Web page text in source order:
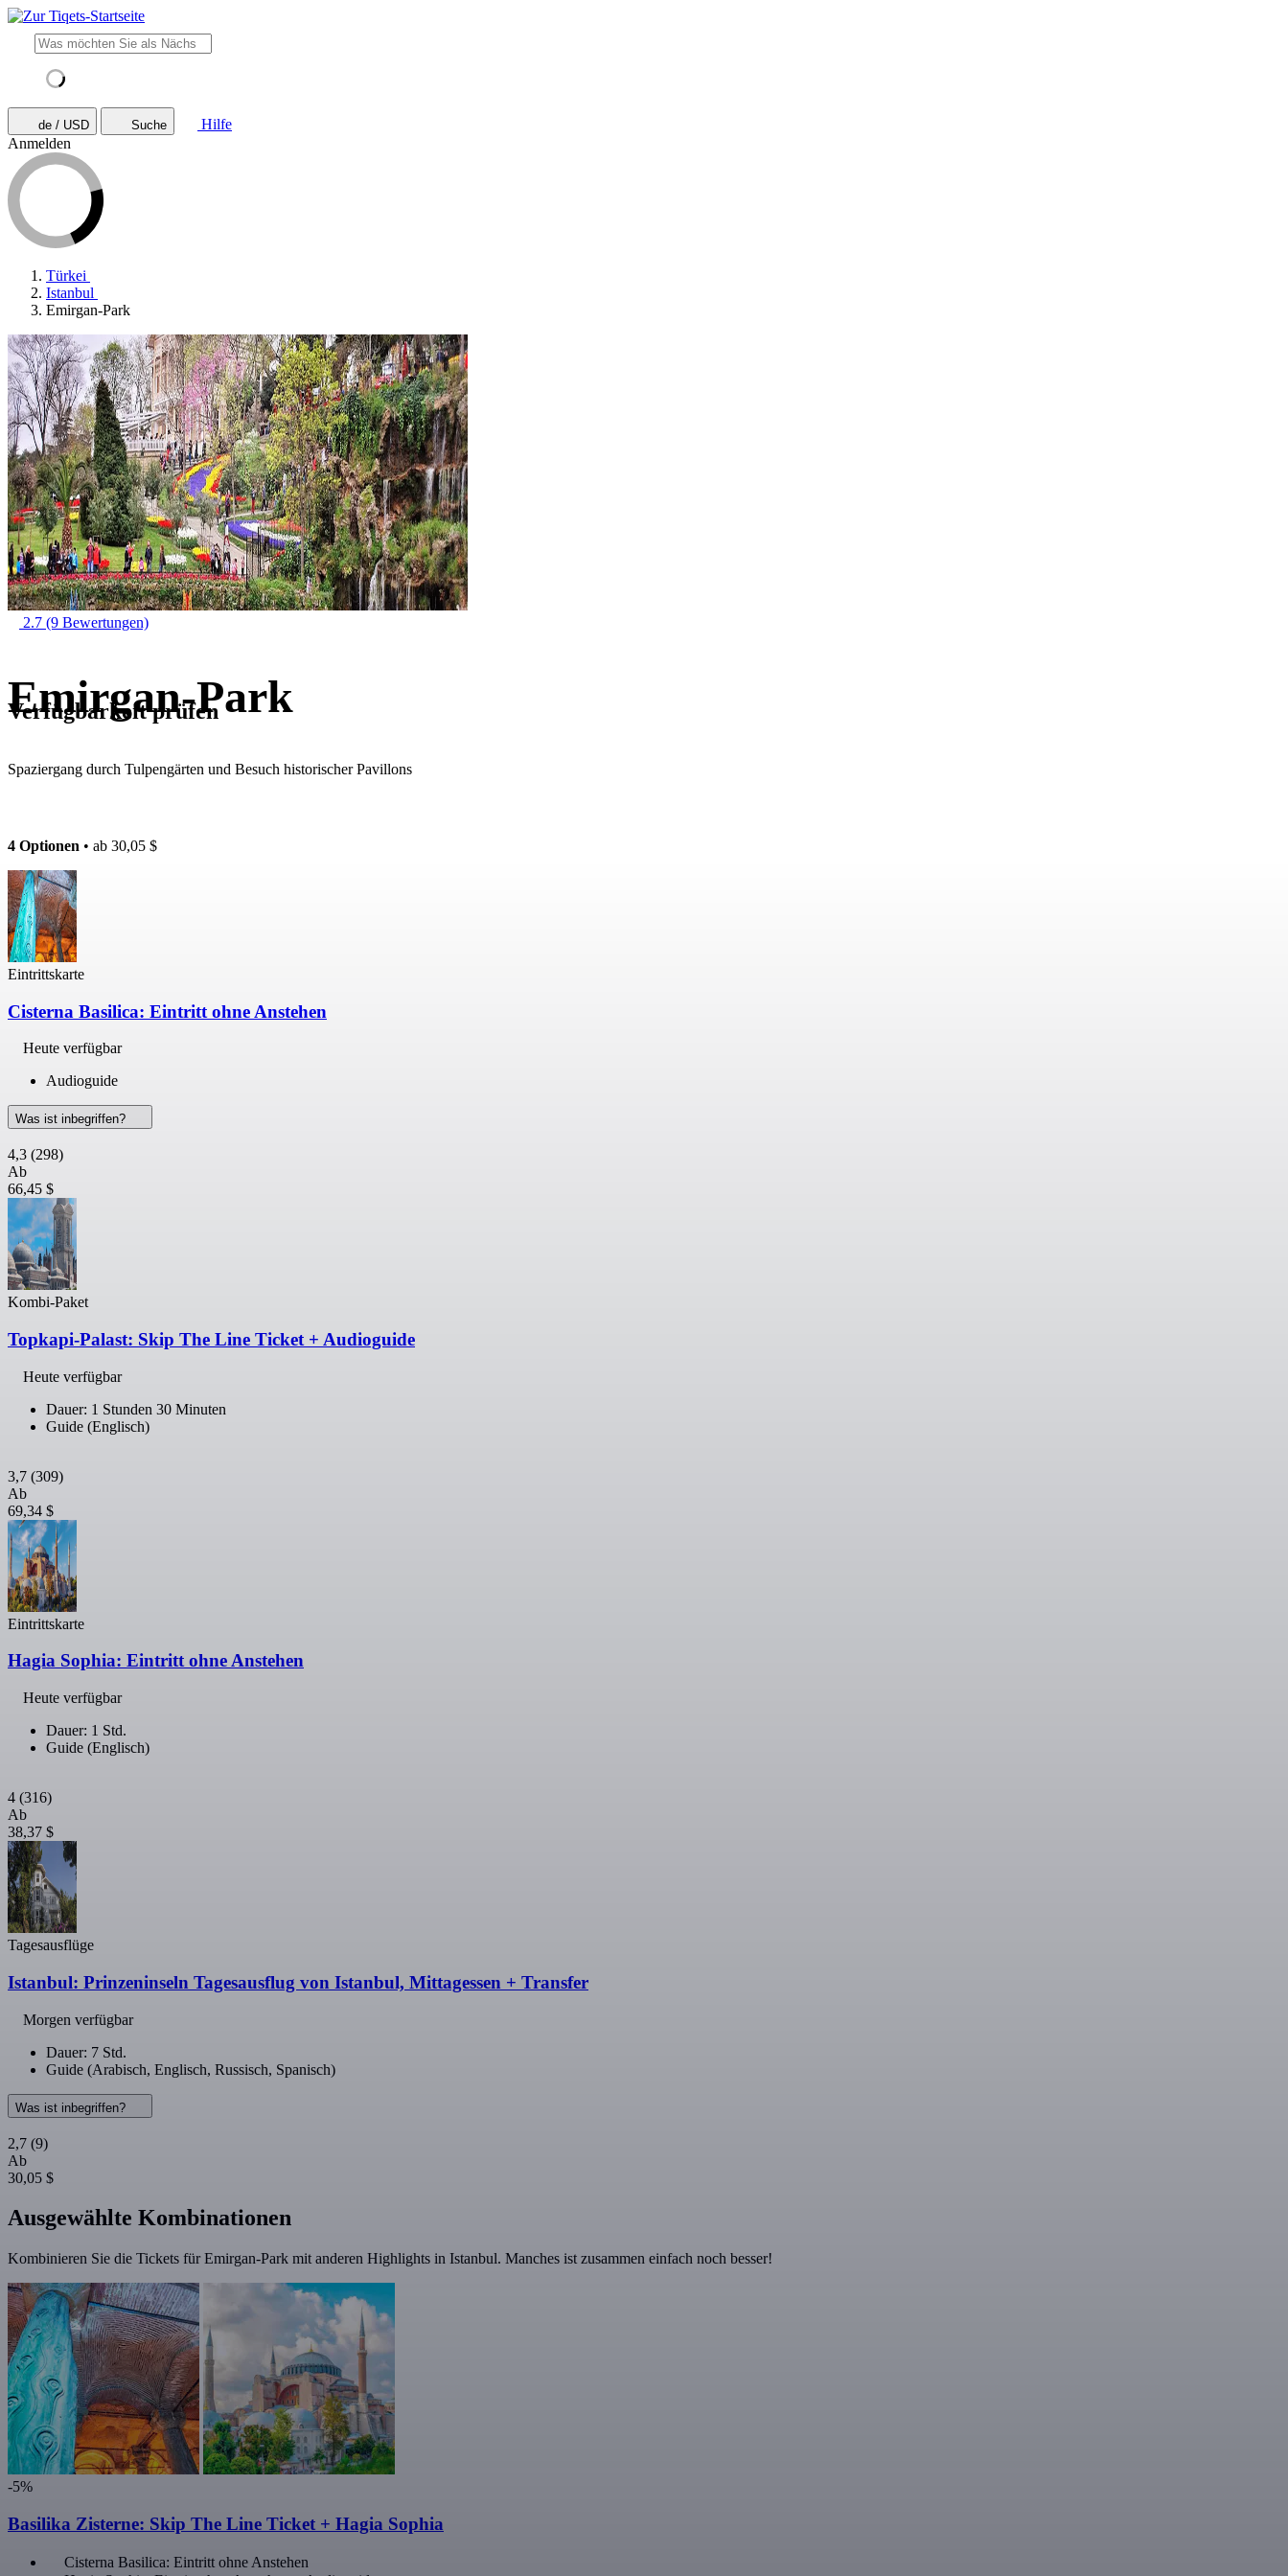
de / USD Suche
Hilfe
Anmelden
Türkei
Istanbul
Emirgan-Park
2.7 (9 Bewertungen)
Emirgan-Park
Spaziergang durch Tulpengärten und Besuch historischer Pavillons
Verfügbarkeit prüfen
4 Optionen • ab 30,05 $
Eintrittskarte
Cisterna Basilica: Eintritt ohne Anstehen
Heute verfügbar
Audioguide
Was ist inbegriffen?
4,3 (298)
Ab
66,45 $
Kombi-Paket
Topkapi-Palast: Skip The Line Ticket + Audioguide
Heute verfügbar
Dauer: 1 Stunden 30 Minuten
Guide (Englisch)
3,7 (309)
Ab
69,34 $
Eintrittskarte
Hagia Sophia: Eintritt ohne Anstehen
Heute verfügbar
Dauer: 1 Std.
Guide (Englisch)
4 (316)
Ab
38,37 $
Tagesausflüge
Istanbul: Prinzeninseln Tagesausflug von Istanbul, Mittagessen + Transfer
Morgen verfügbar
Dauer: 7 Std.
Guide (Arabisch, Englisch, Russisch, Spanisch)
Was ist inbegriffen?
2,7 (9)
Ab
30,05 $
Ausgewählte Kombinationen
Kombinieren Sie die Tickets für Emirgan-Park mit anderen Highlights in Istanbul. Manches ist zusammen einfach noch besser!
-5%
Basilika Zisterne: Skip The Line Ticket + Hagia Sophia
Cisterna Basilica: Eintritt ohne Anstehen